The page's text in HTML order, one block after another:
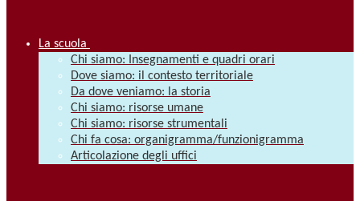
La scuola
Chi siamo: Insegnamenti e quadri orari
Dove siamo: il contesto territoriale
Da dove veniamo: la storia
Chi siamo: risorse umane
Chi siamo: risorse strumentali
Chi fa cosa: organigramma/funzionigramma
Articolazione degli uffici